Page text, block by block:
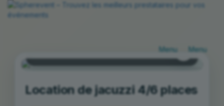
navigation
Location de jacuzzi 4/6 places